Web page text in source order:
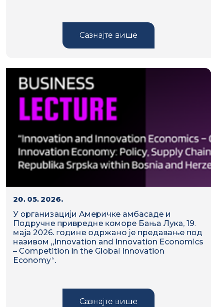
Сазнајте више
20. 05. 2026.
У организацији Америчке амбасаде и
Подручне привредне коморе Бања Лука, 19.
маја 2026. године одржано је предавање под
називом „Innovation and Innovation Economics
– Competition in the Global Innovation
Economy“.
Сазнајте више